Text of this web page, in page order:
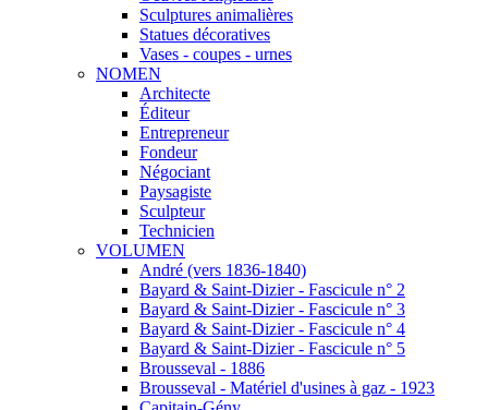
Sculptures animalières
Statues décoratives
Vases - coupes - urnes
NOMEN
Architecte
Éditeur
Entrepreneur
Fondeur
Négociant
Paysagiste
Sculpteur
Technicien
VOLUMEN
André (vers 1836-1840)
Bayard & Saint-Dizier - Fascicule n° 2
Bayard & Saint-Dizier - Fascicule n° 3
Bayard & Saint-Dizier - Fascicule n° 4
Bayard & Saint-Dizier - Fascicule n° 5
Brousseval - 1886
Brousseval - Matériel d'usines à gaz - 1923